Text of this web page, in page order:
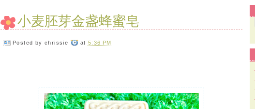
小麦胚芽金盏蜂蜜皂
Posted bychrissie at 5:36 PM